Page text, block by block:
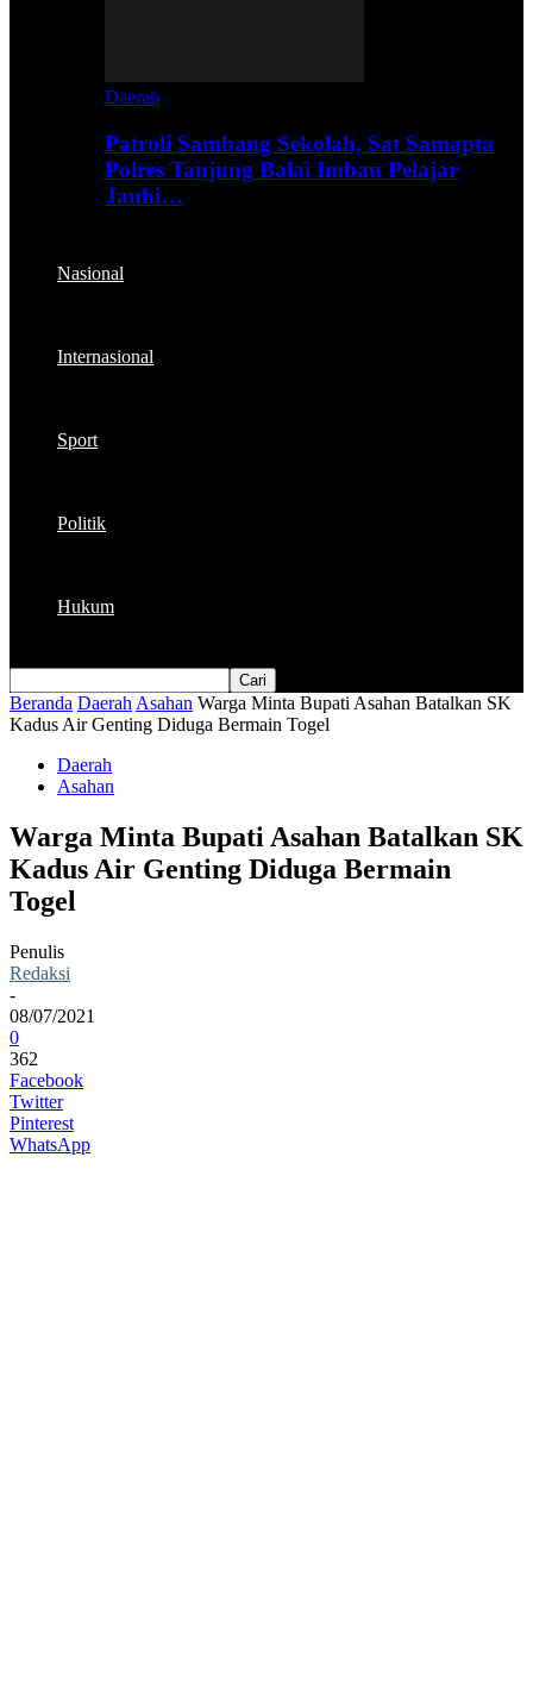
Daerah
Patroli Sambang Sekolah, Sat Samapta
Polres Tanjung Balai Imbau Pelajar
Jauhi…
Nasional
Internasional
Sport
Politik
Hukum
Beranda Daerah Asahan Warga Minta Bupati Asahan Batalkan SK
Kadus Air Genting Diduga Bermain Togel
Daerah
Asahan
Warga Minta Bupati Asahan Batalkan SK
Kadus Air Genting Diduga Bermain
Togel
Penulis
Redaksi
-
08/07/2021
0
362
Facebook
Twitter
Pinterest
WhatsApp